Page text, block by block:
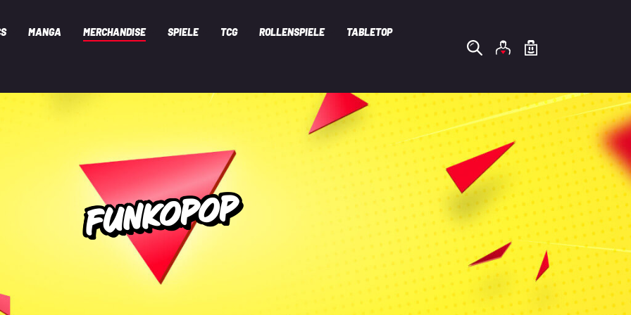
MANGA MERCHANDISE SPIELE TCG ROLLENSPIELE TABLETOP
FUNKOPOP